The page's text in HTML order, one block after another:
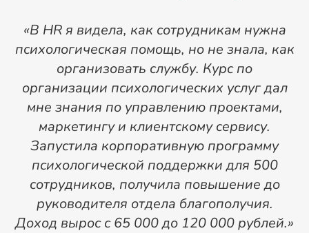
«В HR я видела, как сотрудникам нужна
психологическая помощь, но не знала, как
организовать службу. Курс по
организации психологических услуг дал
мне знания по управлению проектами,
маркетингу и клиентскому сервису.
Запустила корпоративную программу
психологической поддержки для 500
сотрудников, получила повышение до
руководителя отдела благополучия.
Доход вырос с 65 000 до 120 000 рублей.»